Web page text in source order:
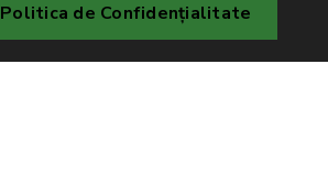
Politica de Confidențialitate